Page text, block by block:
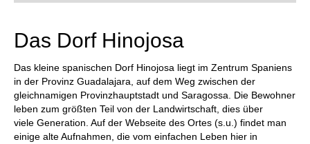
individueller als je zuvor.
Das Dorf Hinojosa
Das kleine spanischen Dorf Hinojosa liegt im Zentrum Spaniens
in der Provinz Guadalajara, auf dem Weg zwischen der
gleichnamigen Provinzhauptstadt und Saragossa. Die Bewohner
leben zum größten Teil von der Landwirtschaft, dies über
viele Generation. Auf der Webseite des Ortes (s.u.) findet man
einige alte Aufnahmen, die vom einfachen Leben hier in